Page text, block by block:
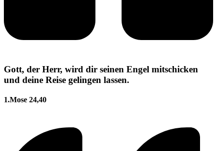
Gott, der Herr, wird dir seinen Engel mitschicken
und deine Reise gelingen lassen.
1.Mose 24,40